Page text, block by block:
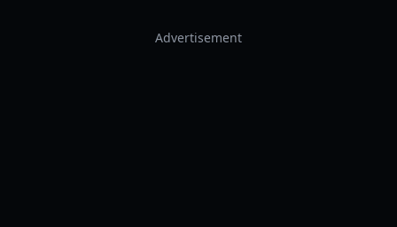
Advertisement